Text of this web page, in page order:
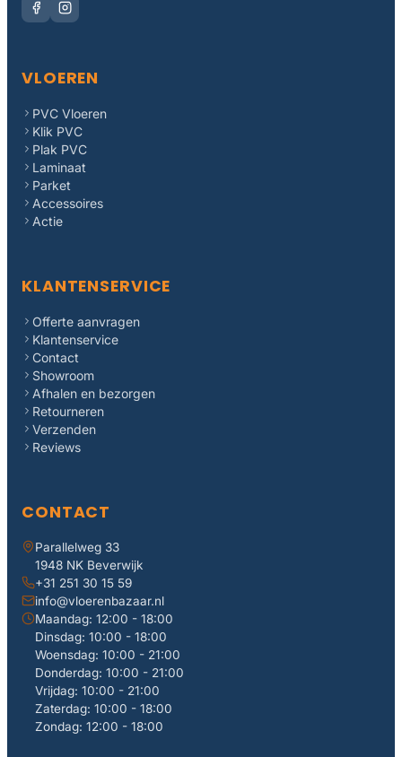
VLOEREN
PVC Vloeren
Klik PVC
Plak PVC
Laminaat
Parket
Accessoires
Actie
KLANTENSERVICE
Offerte aanvragen
Klantenservice
Contact
Showroom
Afhalen en bezorgen
Retourneren
Verzenden
Reviews
CONTACT
Parallelweg 33
1948 NK Beverwijk
+31 251 30 15 59
info@vloerenbazaar.nl
Maandag: 12:00 - 18:00
Dinsdag: 10:00 - 18:00
Woensdag: 10:00 - 21:00
Donderdag: 10:00 - 21:00
Vrijdag: 10:00 - 21:00
Zaterdag: 10:00 - 18:00
Zondag: 12:00 - 18:00